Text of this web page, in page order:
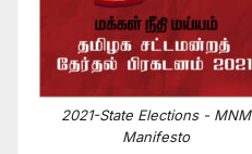
2021-State Elections - MNM
Manifesto